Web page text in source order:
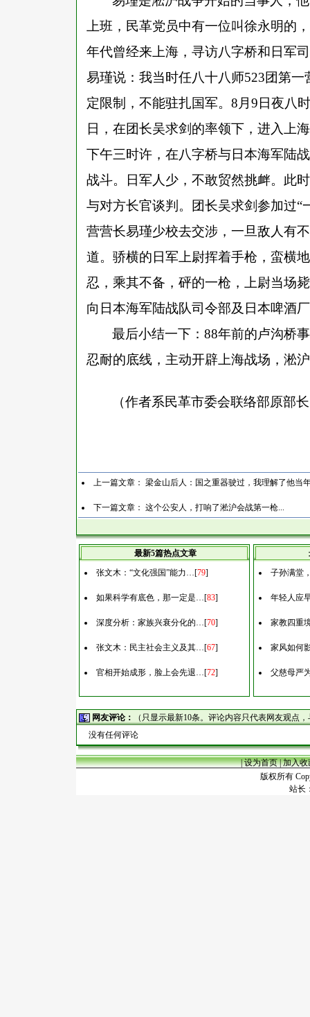
上班，民革党员中有一位叫徐永明的
年代曾经来上海，寻访八字桥和日军
易瑾说：我当时任八十八师523团第
定限制，不能驻扎国军。8月9日夜八
日，在团长吴求剑的率领下，进入上
下午三时许，在八字桥与日本海军陆
战斗。日军人少，不敢贸然挑衅。此
与对方长官谈判。团长吴求剑参加过
营营长易瑾少校去交涉，一旦敌人有
道。骄横的日军上尉挥着手枪，蛮横
忍，乘其不备，砰的一枪，上尉当场
向日本海军陆战队司令部及日本啤酒
最后小结一下：88年前的卢沟桥
忍耐的底线，主动开辟上海战场，淞
（作者系民革市委会联络部原部
上一篇文章： 梁金山后人：国之重器驶过，我理解了他当
下一篇文章： 这个公安人，打响了淞沪会战第一枪...
最新5篇热点文章
张文木：“文化强国”能力…[79]
如果科学有底色，那一定是…[83]
深度分析：家族兴衰分化的…[70]
张文木：民主社会主义及其…[67]
官相开始成形，脸上会先退…[72]
子孙满堂
年轻人应
家教四重
家风如何
父慈母严
网友评论：
（只显示最新10条。评论内容只代表网友观点
没有任何评论
|设为首页|加入收
版权所有
站长